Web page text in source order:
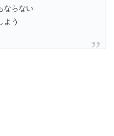
ならない
よう